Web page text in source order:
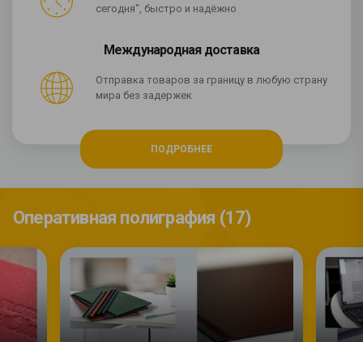
сегодня", быстро и надёжно
Международная доставка
Отправка товаров за границу в любую страну
мира без задержек
ПОДРОБНЕЕ
Оперативная полиграфия (17)